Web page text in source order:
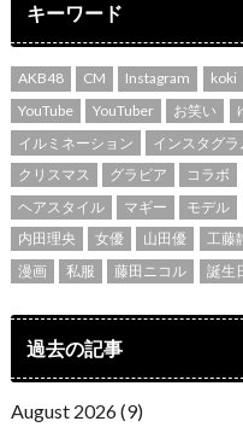
キーワード
AKB48 CM Instagram koki
YouTube
YouTuber お笑い
イルミネーション
インスタグラ
クリスマス
グラビア コラボ
ヘアスタイル
マギー モデル
内田理央
女優 山田優 工藤
漫画
私服 藤田ニコル 誕生
過去の記事
August 2026 (9)